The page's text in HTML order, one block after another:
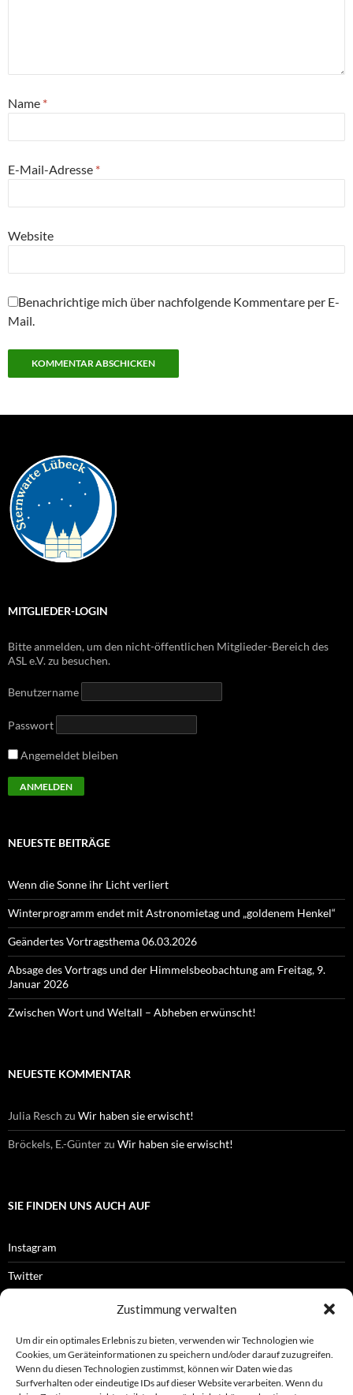
Zustimmung verwalten
Um dir ein optimales Erlebnis zu bieten, verwenden wir Technologien wie
Cookies, um Geräteinformationen zu speichern und/oder darauf zuzugreifen.
Wenn du diesen Technologien zustimmst, können wir Daten wie das
Surfverhalten oder eindeutige IDs auf dieser Website verarbeiten. Wenn du
Name *
E-Mail-Adresse *
Website
Benachrichtige mich über nachfolgende Kommentare per E-
Mail.
MITGLIEDER-LOGIN
Bitte anmelden, um den nicht-öffentlichen Mitglieder-Bereich des
ASL e.V. zu besuchen.
Benutzername
Passwort
Angemeldet bleiben
NEUESTE BEITRÄGE
Wenn die Sonne ihr Licht verliert
Winterprogramm endet mit Astronomietag und „goldenem Henkel“
Geändertes Vortragsthema 06.03.2026
Absage des Vortrags und der Himmelsbeobachtung am Freitag, 9.
Januar 2026
Zwischen Wort und Weltall – Abheben erwünscht!
NEUESTE KOMMENTAR
Julia Resch zu Wir haben sie erwischt!
Bröckels, E.-Günterzu Wir haben sie erwischt!
SIE FINDEN UNS AUCH AUF
Instagram
Twitter